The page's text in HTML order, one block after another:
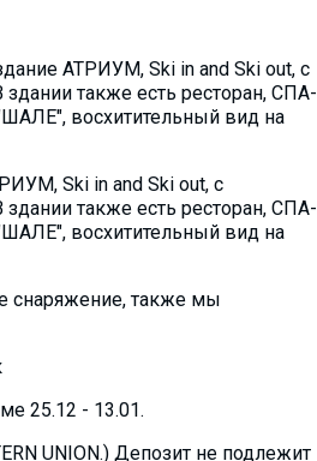
АТРИУМ, Ski in and Ski out, с
также есть ресторан, СПА-
восхитительный вид на
Ski in and Ski out, с
также есть ресторан, СПА-
восхитительный вид на
снаряжение, также мы
25.12 - 13.01.
UNION.) Депозит не подлежит